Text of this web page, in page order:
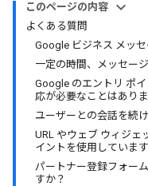
このページの内容
よくある質問
Google ビジネス メッ
一定の時間、メッセー
Google のエントリ ポ
応が必要なことはあり
ユーザーとの会話を続
URL やウェブ ウィジェ
イントを使用していま
パートナー登録フォー
すか？